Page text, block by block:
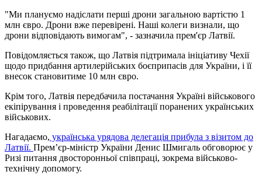
"Ми плануємо надіслати перші дрони загальною вартістю 1
млн євро. Дрони вже перевірені. Наші колеги визнали, що
дрони відповідають вимогам", - зазначила прем'єр Латвії.
Повідомляється також, що Латвія підтримала ініціативу Чехії
щодо придбання артилерійських боєприпасів для України, і її
внесок становитиме 10 млн євро.
Крім того, Латвія передбачила постачання Україні військового
екіпірування і проведення реабілітації поранених українських
військових.
Нагадаємо, українська урядова делегація прибула з візитом до
Латвії. Прем’єр-міністр України Денис Шмигаль обговорює у
Ризі питання двосторонньої співпраці, зокрема військово-
технічну допомогу.